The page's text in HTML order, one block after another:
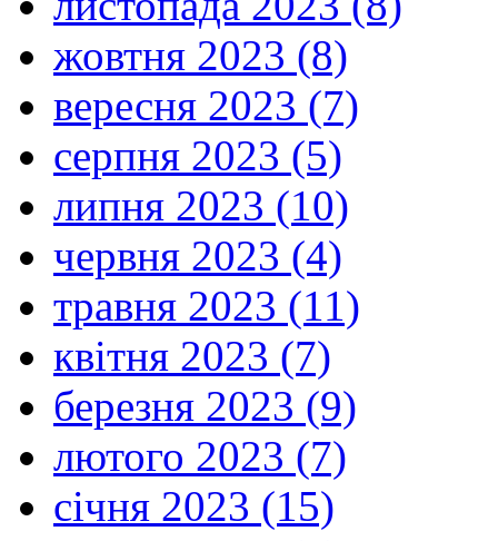
жовтня 2023 (8)
вересня 2023 (7)
серпня 2023 (5)
липня 2023 (10)
червня 2023 (4)
травня 2023 (11)
квітня 2023 (7)
березня 2023 (9)
лютого 2023 (7)
січня 2023 (15)